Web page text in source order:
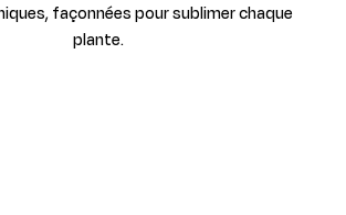
façonnées pour sublimer chaque
plante.